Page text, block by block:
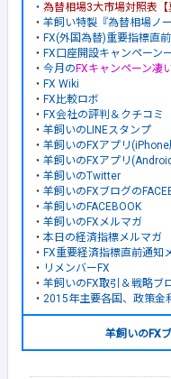
・ 為替相場3大市場対照表【
・ 羊飼い特製『為替相場ノ
・ FX(外国為替)重要指標直
・ FX口座開設キャンペーン
・ 今月の FXキャンペーン凄
・ FX Wiki
・ FX比較ロボ
・ FX会社の評判＆クチコミ
・ 羊飼いのLINEスタンプ
・ 羊飼いのFXアプリ(iPhone
・ 羊飼いのFXアプリ
・ 羊飼いのTwitter
・ 羊飼いのFXブログの
・ 羊飼いのFACEBOOK
・ 羊飼いのFXメルマガ
・ 本日の経済指標メルマガ
・ FX重要経済指標直前通知
・ リメンバーFX
・ 羊飼いのFX取引＆戦略ブ
・ 2015年主要各国、政策金
羊飼いのFX